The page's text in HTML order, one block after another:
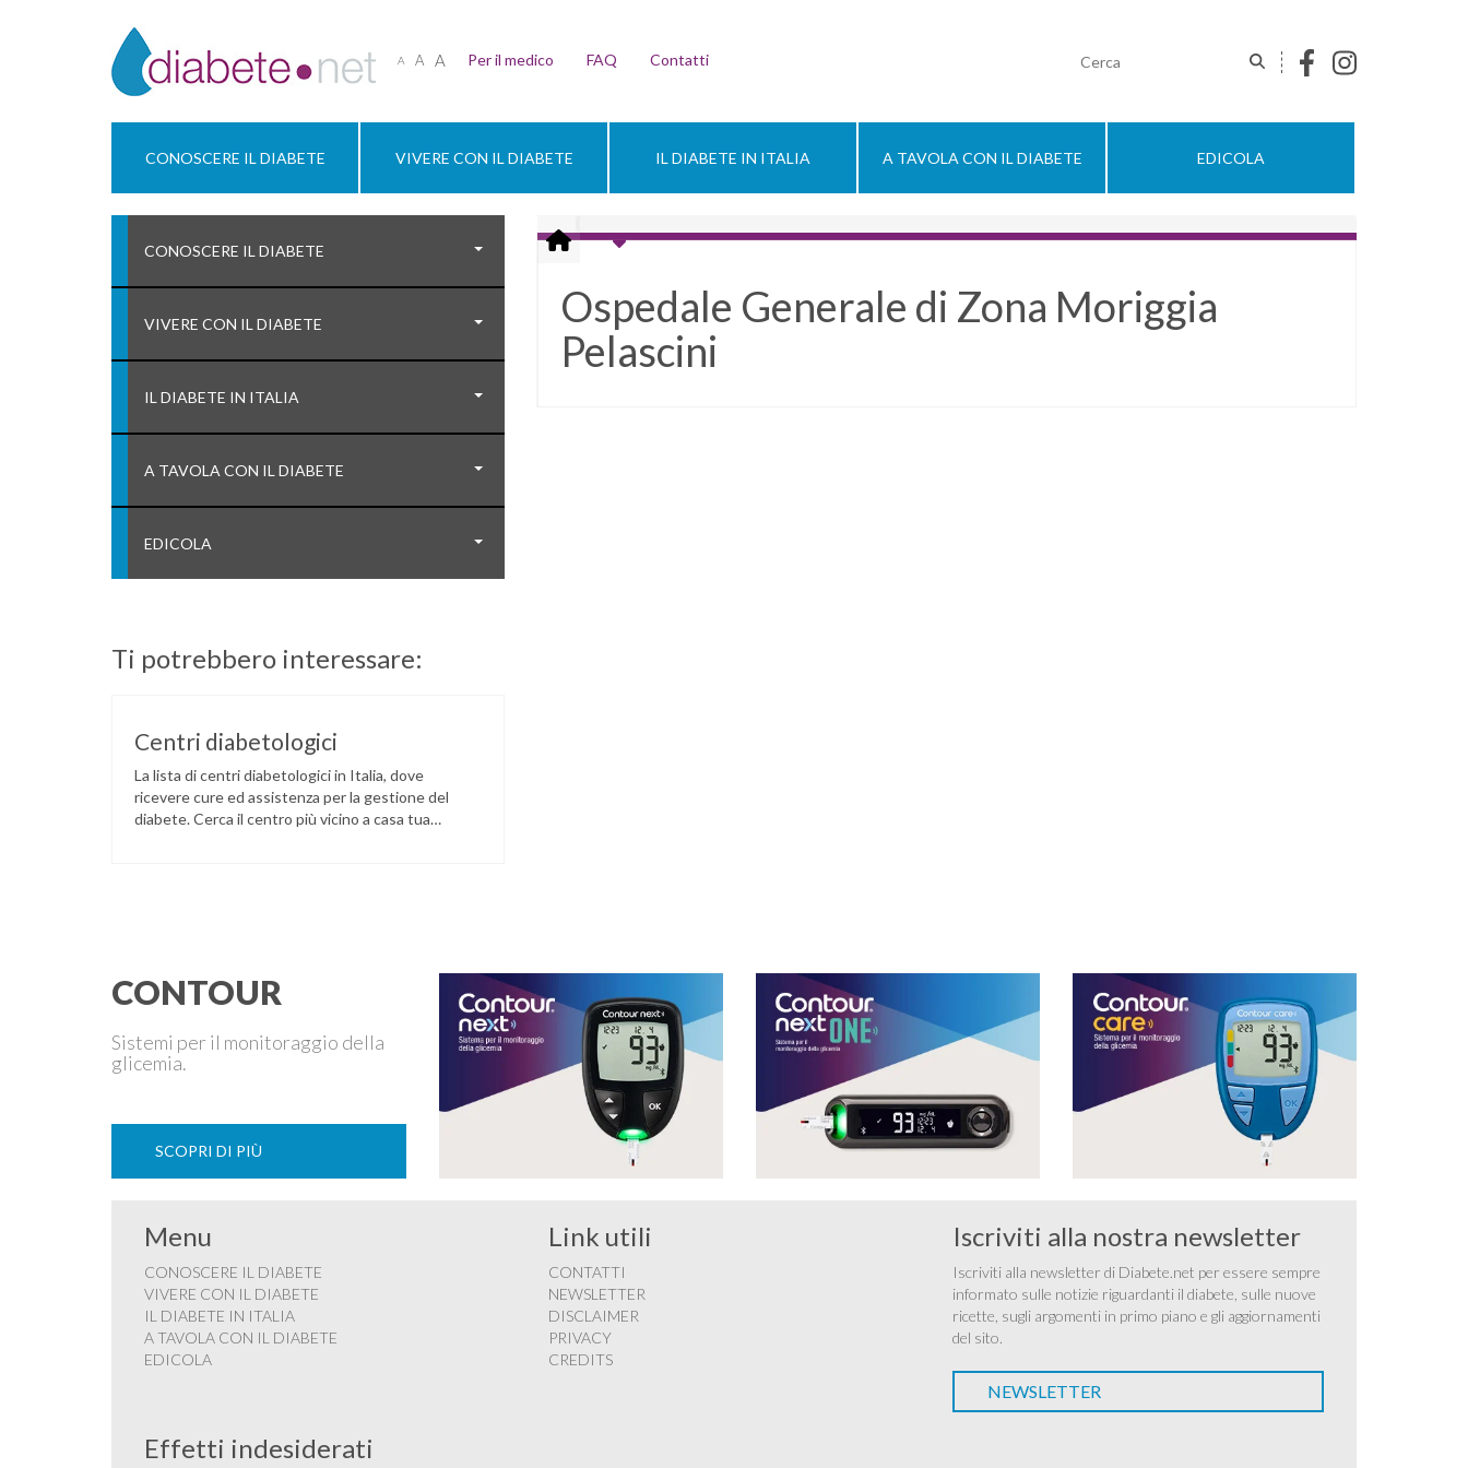
A A A Per il medico FAQ Contatti
CONOSCERE IL DIABETE VIVERE CON IL DIABETE IL DIABETE IN ITALIA A TAVOLA CON IL DIABETE EDICOLA
CONOSCERE IL DIABETE
VIVERE CON IL DIABETE
IL DIABETE IN ITALIA
A TAVOLA CON IL DIABETE
EDICOLA
Ospedale Generale di Zona Moriggia
Pelascini
Ti potrebbero interessare:
Centri diabetologici
La lista di centri diabetologici in Italia, dove
ricevere cure ed assistenza per la gestione del
diabete. Cerca il centro più vicino a casa tua
CONTOUR
Sistemi per il monitoraggio della
glicemia.
SCOPRI DI PIÙ
Menu
CONOSCERE IL DIABETE
VIVERE CON IL DIABETE
IL DIABETE IN ITALIA
A TAVOLA CON IL DIABETE
EDICOLA
Link utili
CONTATTI
NEWSLETTER
DISCLAIMER
PRIVACY
CREDITS
Iscriviti alla nostra newsletter
Iscriviti alla newsletter di Diabete.net per essere sempre
informato sulle notizie riguardanti il diabete, sulle nuove
ricette, sugli argomenti in primo piano e gli aggiornamenti
del sito.
NEWSLETTER
Effetti indesiderati